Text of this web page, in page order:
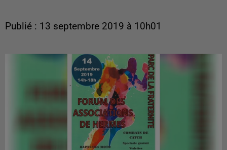
Publié : 13 septembre 2019 à 10h01